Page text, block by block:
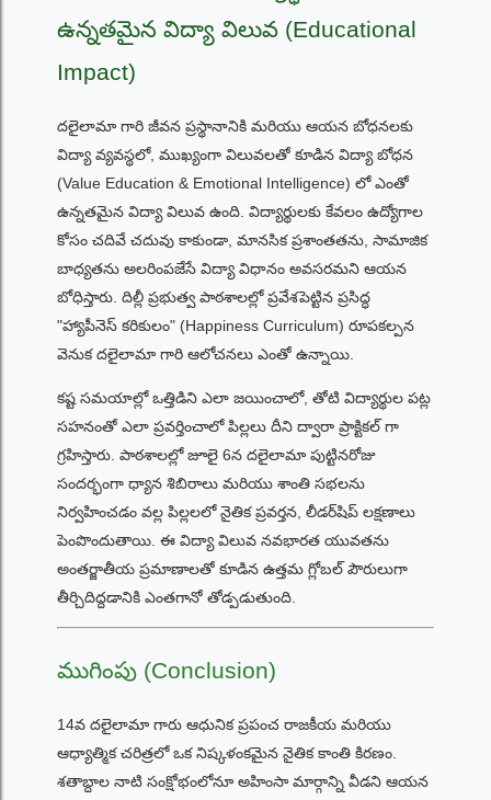
ఉన్నతమైన విద్యా విలువ (Educational
Impact)
దలైలామా గారి జీవన ప్రస్థానానికి మరియు ఆయన బోధనలకు
విద్యా వ్యవస్థలో, ముఖ్యంగా విలువలతో కూడిన విద్యా బోధన
(Value Education & Emotional Intelligence) లో ఎంతో
ఉన్నతమైన విద్యా విలువ ఉంది. విద్యార్థులకు కేవలం ఉద్యోగాల
కోసం చదివే చదువు కాకుండా, మానసిక ప్రశాంతతను, సామాజిక
బాధ్యతను అలరింపజేసే విద్యా విధానం అవసరమని ఆయన
బోధిస్తారు. దిల్లీ ప్రభుత్వ పాఠశాలల్లో ప్రవేశపెట్టిన ప్రసిద్ధ
"హ్యాపీనెస్ కరికులం" (Happiness Curriculum) రూపకల్పన
వెనుక దలైలామా గారి ఆలోచనలు ఎంతో ఉన్నాయి.
కష్ట సమయాల్లో ఒత్తిడిని ఎలా జయించాలో, తోటి విద్యార్థుల పట్ల
సహనంతో ఎలా ప్రవర్తించాలో పిల్లలు దీని ద్వారా ప్రాక్టికల్ గా
గ్రహిస్తారు. పాఠశాలల్లో జూలై 6న దలైలామా పుట్టినరోజు
సందర్భంగా ధ్యాన శిబిరాలు మరియు శాంతి సభలను
నిర్వహించడం వల్ల పిల్లలలో నైతిక ప్రవర్తన, లీడర్‌షిప్ లక్షణాలు
పెంపొందుతాయి. ఈ విద్యా విలువ నవభారత యువతను
అంతర్జాతీయ ప్రమాణాలతో కూడిన ఉత్తమ గ్లోబల్ పౌరులుగా
తీర్చిదిద్దడానికి ఎంతగానో తోడ్పడుతుంది.
ముగింపు (Conclusion)
14వ దలైలామా గారు ఆధునిక ప్రపంచ రాజకీయ మరియు
ఆధ్యాత్మిక చరిత్రలో ఒక నిష్కళంకమైన నైతిక కాంతి కిరణం.
శతాబ్దాల నాటి సంక్షోభంలోనూ అహింసా మార్గాన్ని వీడని ఆయన